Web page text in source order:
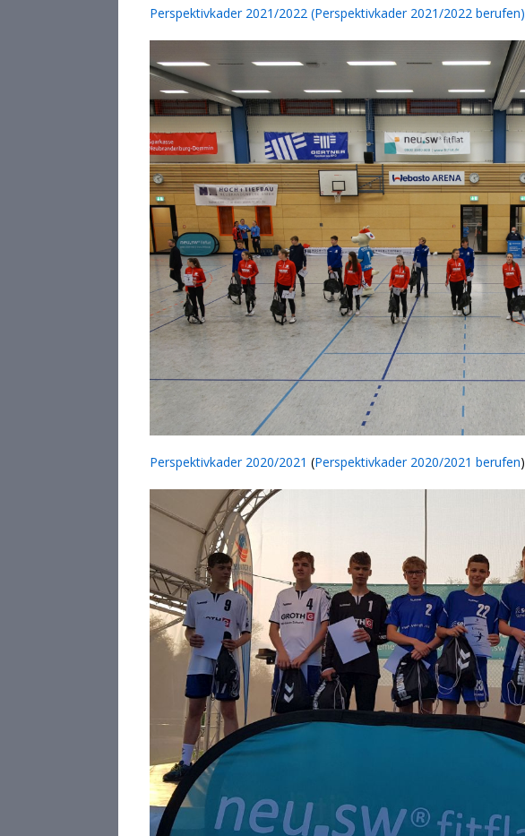
Perspektivkader 2021/2022 (Perspektivkader 2021/2022 berufen)
Perspektivkader 2020/2021 (Perspektivkader 2020/2021 berufen)